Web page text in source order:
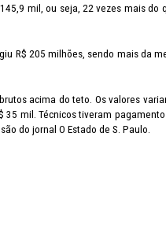
mil, ou seja, 22 vezes mais
R$ 205 milhões, sendo mais da
acima do teto. Os valores
mil. Técnicos tiveram
do jornal O Estado de S. Paulo.